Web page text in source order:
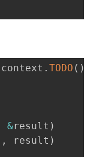
context . TODO ( )
&result )
, result )